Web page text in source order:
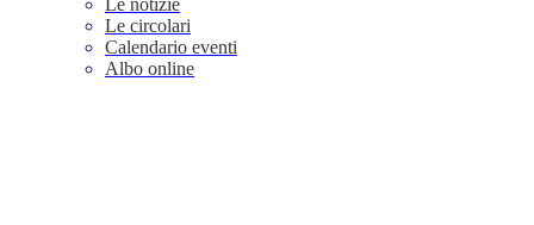
Le notizie
Le circolari
Calendario eventi
Albo online